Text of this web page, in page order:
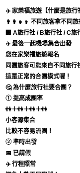
✈️ 家樂福旅遊【什麼是旅
👨‍👩‍👧‍👦 不同旅客拿不同
🏢 A旅行社 / B旅行社 / C旅
✈️ 最後一起機場集合出發
您在家樂福旅遊報名
同團旅客可能來自不同旅行
這是正常的合團模式喔！
🤔 為什麼旅行社要合團？
① 提高成團率
👫＋👫＋👫＋👫
小客源集合
比較不容易流團！
② 準時出發
📅 已請假
✈️ 行程照常